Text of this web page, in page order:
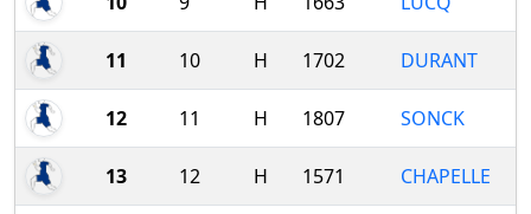
11 10 H 1702 DURANT
12 11 H 1807 SONCK
13 12 H 1571 CHAPELLE